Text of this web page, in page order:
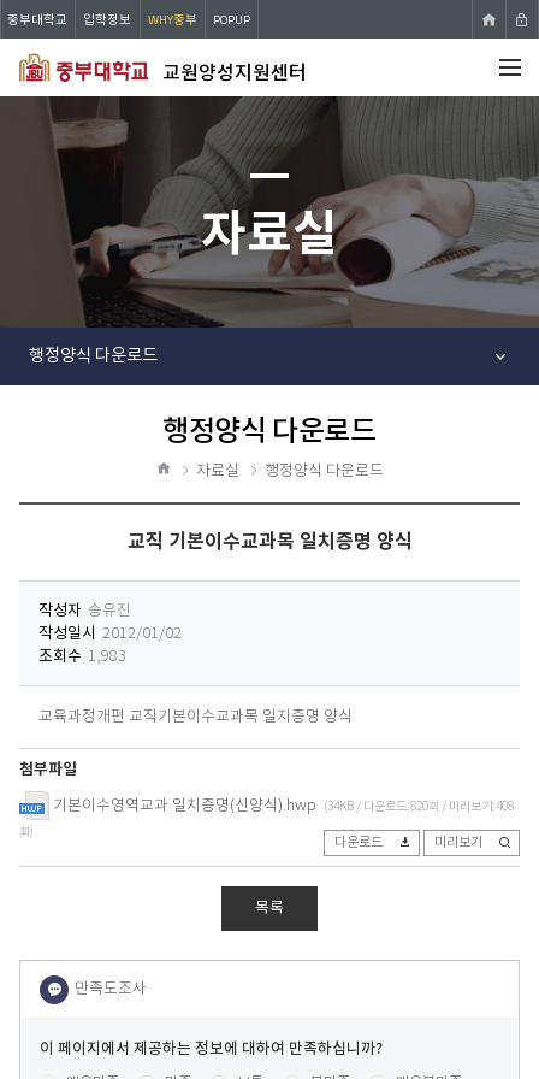
교원양성지원센터
중부대학교 입학정보 WHY중부 POPUP
자료실
행정양식 다운로드
행정양식 다운로드
자료실 행정양식 다운로드
교직 기본이수교과목 일치증명 양식
작성자 송유진
작성일시 2012/01/02
조회수 1,983
교육과정개편 교직기본이수교과목 일지증명 양식
첨부파일
기본이수영역교과 일치증명(신양식).hwp
(34KB / 다운로드:820회 / 미리보기:408
회)
다운로드 미리보기
목록
이
페
콘텐츠 만족도 조사 [평균 .12 점 / 40 명 참여]